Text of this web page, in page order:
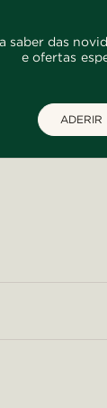
saber das
e ofertas
ADERIR